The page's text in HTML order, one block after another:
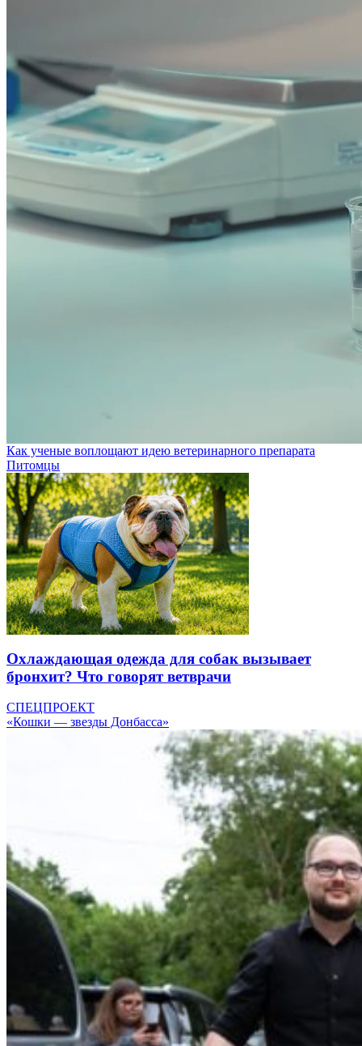
Как ученые воплощают идею ветеринарного препарата
Питомцы
Охлаждающая одежда для собак вызывает
бронхит? Что говорят ветврачи
СПЕЦПРОЕКТ
«Кошки — звезды Донбасса»